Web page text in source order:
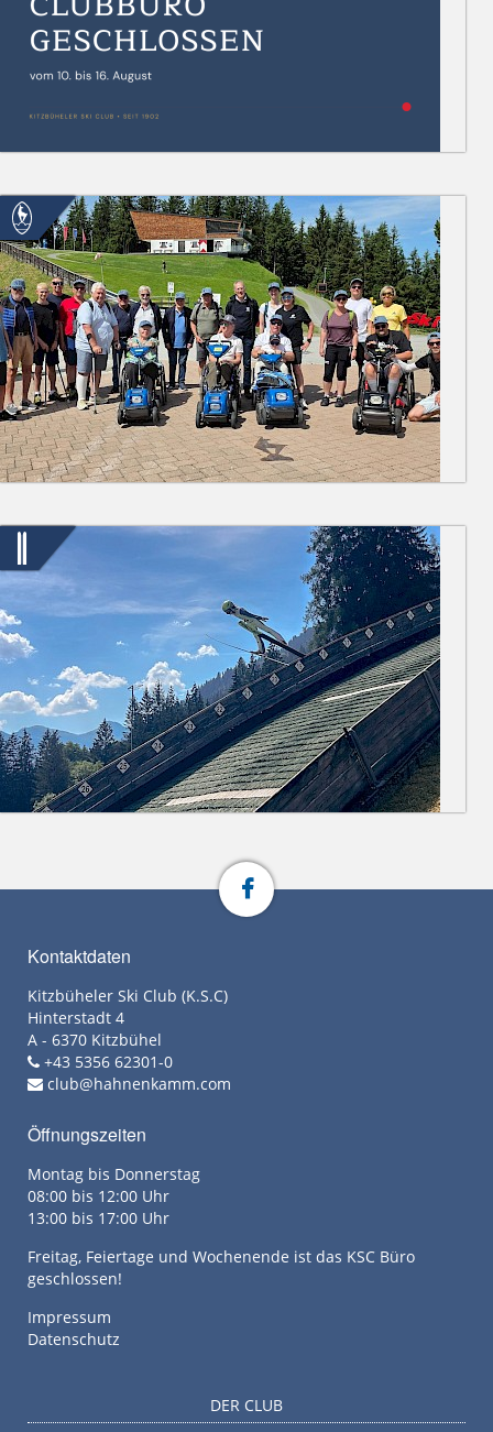
Kontaktdaten
Kitzbüheler Ski Club (K.S.C)
Hinterstadt 4
A - 6370 Kitzbühel
+43 5356 62301-0
club@hahnenkamm.com
Öffnungszeiten
Montag bis Donnerstag
08:00 bis 12:00 Uhr
13:00 bis 17:00 Uhr
Freitag, Feiertage und Wochenende ist das KSC Büro
geschlossen!
Impressum
Datenschutz
DER CLUB